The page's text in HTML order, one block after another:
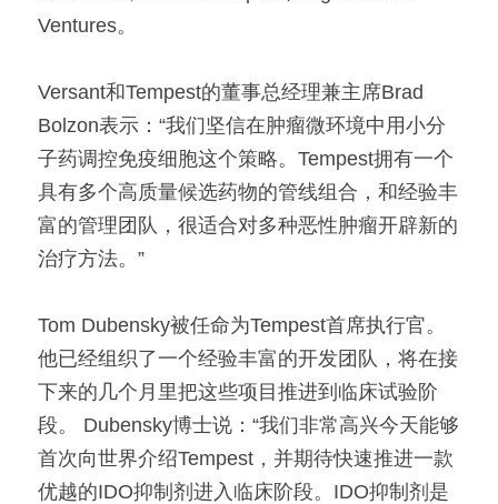
Ventures。
Versant和Tempest的董事总经理兼主席Brad
Bolzon表示：“我们坚信在肿瘤微环境中用小分
子药调控免疫细胞这个策略。Tempest拥有一个
具有多个高质量候选药物的管线组合，和经验丰
富的管理团队，很适合对多种恶性肿瘤开辟新的
治疗方法。”
Tom Dubensky被任命为Tempest首席执行官。
他已经组织了一个经验丰富的开发团队，将在接
下来的几个月里把这些项目推进到临床试验阶
段。 Dubensky博士说：“我们非常高兴今天能够
首次向世界介绍Tempest，并期待快速推进一款
优越的IDO抑制剂进入临床阶段。IDO抑制剂是